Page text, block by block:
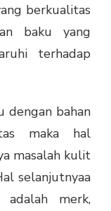
berkualitas
baku yang
terhadap
dengan bahan
maka hal
masalah kulit
selanjutnyaa
merk,